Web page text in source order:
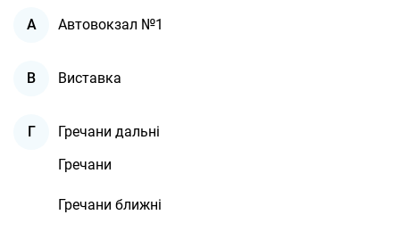
А Автовокзал №1
В Виставка
Г
Гречани дальні
Гречани
Гречани ближні